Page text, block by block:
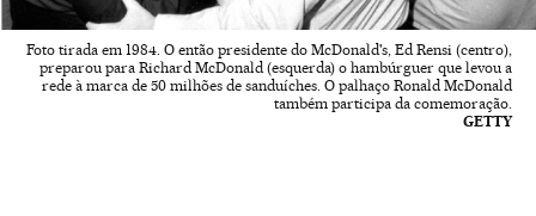
Foto tirada em 1984. O então presidente do McDonald's, Ed Rensi (centro),
preparou para Richard McDonald (esquerda) o hambúrguer que levou a
rede à marca de 50 milhões de sanduíches. O palhaço Ronald McDonald
também participa da comemoração.
GETTY